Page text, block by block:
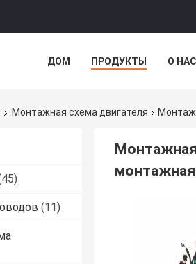
ДОМ ПРОДУКТЫ О НАС
Монтажная схема двигателя
(11)
Монтажная
монтажная